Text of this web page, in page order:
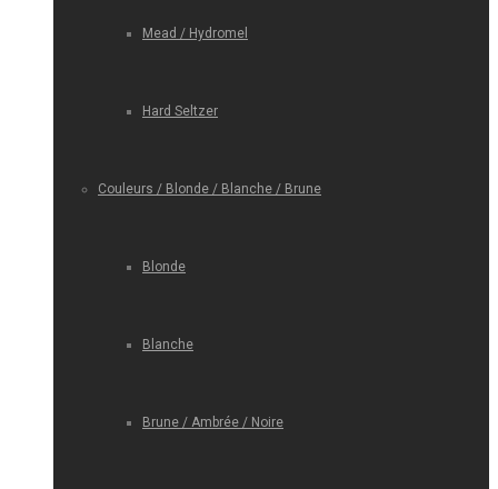
Mead / Hydromel
Hard Seltzer
Couleurs / Blonde / Blanche / Brune
Blonde
Blanche
Brune / Ambrée / Noire